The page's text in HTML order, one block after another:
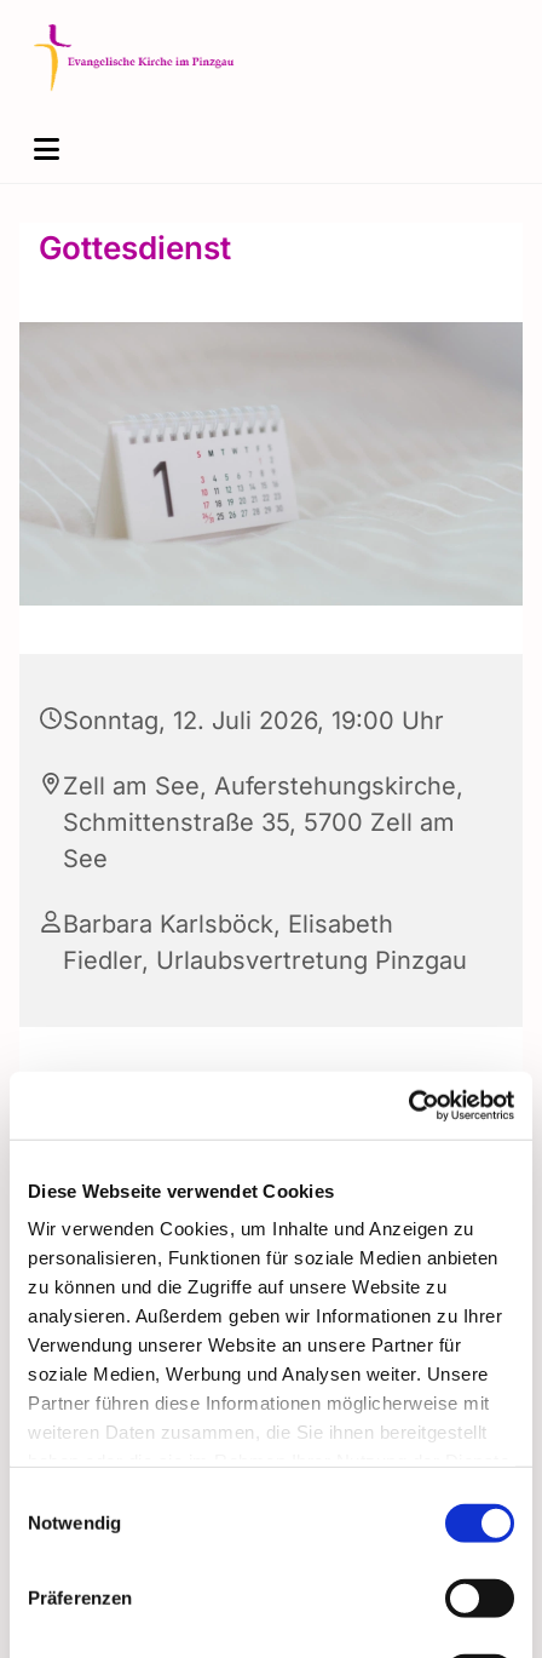
Diese Webseite verwendet Cookies
Wir verwenden Cookies, um Inhalte und Anzeigen zu
personalisieren, Funktionen für soziale Medien anbieten
zu können und die Zugriffe auf unsere Website zu
analysieren. Außerdem geben wir Informationen zu Ihrer
Verwendung unserer Website an unsere Partner für
soziale Medien, Werbung und Analysen weiter. Unsere
Partner führen diese Informationen möglicherweise mit
weiteren Daten zusammen, die Sie ihnen bereitgestellt
Notwendig
Präferenzen
Gottesdienst
Sonntag, 12. Juli 2026, 19:00 Uhr
Zell am See, Auferstehungskirche,
Schmittenstraße 35, 5700 Zell am
See
Barbara Karlsböck, Elisabeth
Fiedler, Urlaubsvertretung Pinzgau